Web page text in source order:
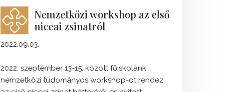
Nemzetközi workshop az első
niceai zsinatról
2022.09.03.
2022. szeptember 13-15. között főiskolánk
nemzetközi tudományos workshop-ot rendez